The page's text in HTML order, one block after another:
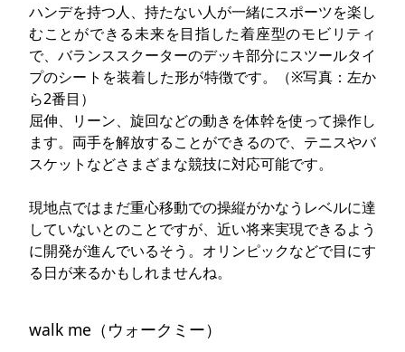
ハンデを持つ人、持たない人が一緒にスポーツを楽し
むことができる未来を目指した着座型のモビリティ
で、バランススクーターのデッキ部分にスツールタイ
プのシートを装着した形が特徴です。（※写真：左か
ら2番目）
屈伸、リーン、旋回などの動きを体幹を使って操作し
ます。両手を解放することができるので、テニスやバ
スケットなどさまざまな競技に対応可能です。
現地点ではまだ重心移動での操縦がかなうレベルに達
していないとのことですが、近い将来実現できるよう
に開発が進んでいるそう。オリンピックなどで目にす
る日が来るかもしれませんね。
walk me（ウォークミー）